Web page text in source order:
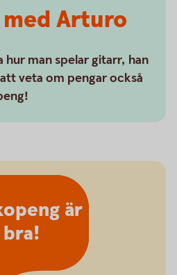
Arturo
man spelar gitarr, han
veta om pengar också
är
bra!